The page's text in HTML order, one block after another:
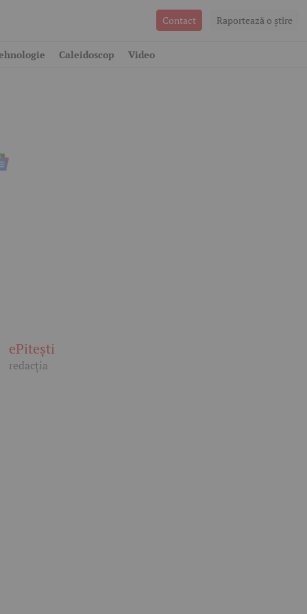
Contact Raportează o ştire
Caleidoscop Video
ePitești
redacția